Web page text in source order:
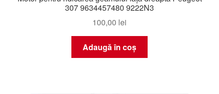
307 9634457480 9222N3
100,00 lei
Adaugă în coș